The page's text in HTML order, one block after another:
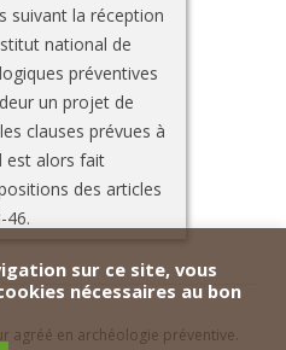
suivant la réception
national de
préventives
un projet de
clauses prévues à
est alors fait
des articles
46.
agréé en archéologie préventive.
sur ce site, vous
nécessaires au bon